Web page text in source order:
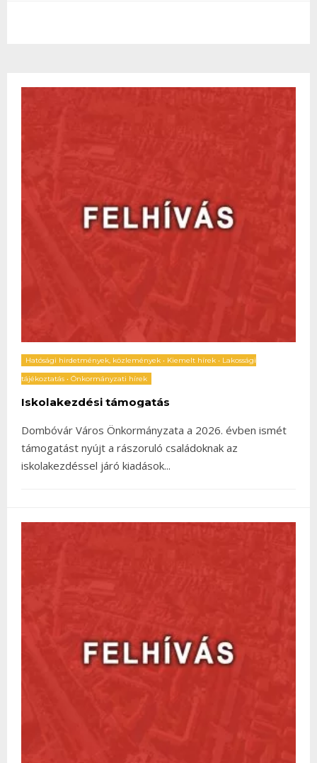
Hatósági hirdetmények, közlemények • Kiemelt hírek • Lakossági
tájékoztatás • Önkormányzati hírek
Iskolakezdési támogatás
Dombóvár Város Önkormányzata a 2026. évben ismét
támogatást nyújt a rászoruló családoknak az
iskolakezdéssel járó kiadások...